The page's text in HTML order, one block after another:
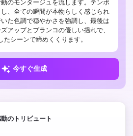
のモンタージュを流します。テンポ
、全ての瞬間が本物らしく感じられ
た色調で穏やかさを強調し、最後は
アップとブランコの優しい揺れで、
たシーンで締めくくります。
今すぐ生成
のトリビュート